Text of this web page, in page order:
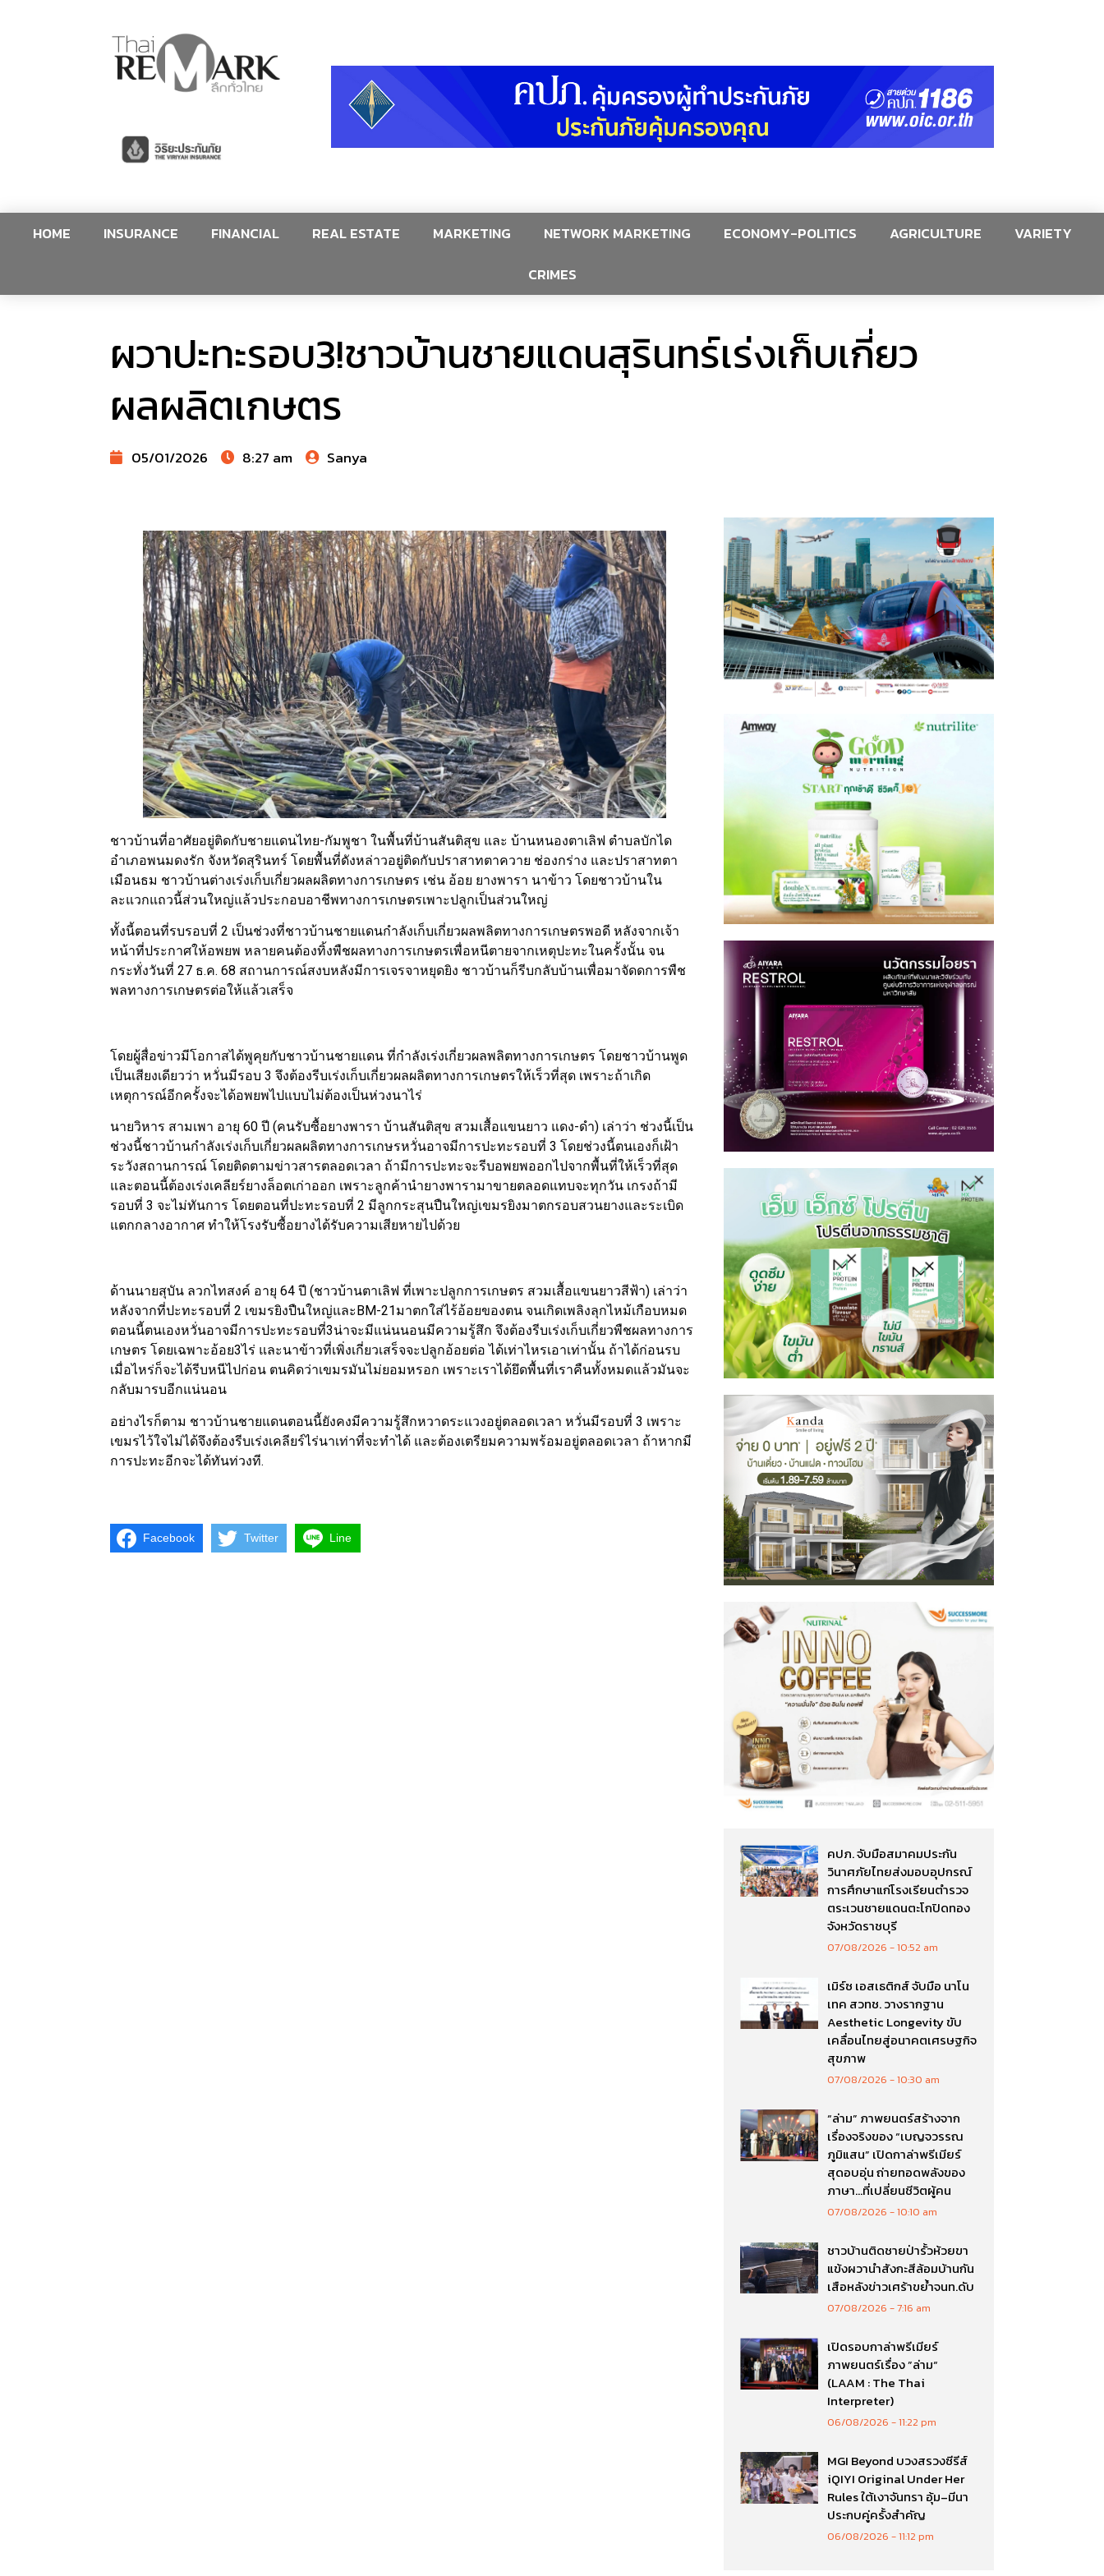
HOME INSURANCE FINANCIAL REAL ESTATE MARKETING NETWORK MARKETING ECONOMY-POLITICS AGRICULTURE
VARIETY
CRIMES
ผวาปะทะรอบ3!ชาวบ้านชายแดนสุรินทร์เร่งเก็บเกี่ยว
ผลผลิตเกษตร
05/01/2026 8:27 am Sanya
ชาวบ้านที่อาศัยอยู่ติดกับชายแดนไทย-กัมพูชา ในพื้นที่บ้านสันติสุข และ บ้านหนองตาเลิฟ ตำบลบักได
อำเภอพนมดงรัก จังหวัดสุรินทร์ โดยพื้นที่ดังหล่าวอยู่ติดกับปราสาทตาควาย ช่องกร่าง และปราสาทตา
เมือนธม ชาวบ้านต่างเร่งเก็บเกี่ยวผลผลิตทางการเกษตร เช่น อ้อย ยางพารา นาข้าว โดยชาวบ้านใน
ละแวกแถวนี้ส่วนใหญ่แล้วประกอบอาชีพทางการเกษตรเพาะปลูกเป็นส่วนใหญ่
ทั้งนี้ตอนที่รบรอบที่ 2 เป็นช่วงที่ชาวบ้านชายแดนกำลังเก็บเกี่ยวผลพลิตทางการเกษตรพอดี หลังจากเจ้า
หน้าที่ประกาศให้อพยพ หลายคนต้องทิ้งพืชผลทางการเกษตรเพื่อหนีตายจากเหตุปะทะในครั้งนั้น จน
กระทั่งวันที่ 27 ธ.ค. 68 สถานการณ์สงบหลังมีการเจรจาหยุดยิง ชาวบ้านก็รีบกลับบ้านเพื่อมาจัดดการพืช
พลทางการเกษตรต่อให้แล้วเสร็จ
โดยผู้สื่อข่าวมีโอกาสได้พูคุยกับชาวบ้านชายแดน ที่กำลังเร่งเกี่ยวผลพลิตทางการเกษตร โดยชาวบ้านพูด
เป็นเสียงเดียวว่า หวั่นมีรอบ 3 จึงต้องรีบเร่งเก็บเกี่ยวผลผลิตทางการเกษตรให้เร็วที่สุด เพราะถ้าเกิด
เหตุการณ์อีกครั้งจะได้อพยพไปแบบไม่ต้องเป็นห่วงนาไร่
นายวิหาร สามเพา อายุ 60 ปี (คนรับซื้อยางพารา บ้านสันติสุข สวมเสื้อแขนยาว แดง-ดำ) เล่าว่า ช่วงนี้เป็น
ช่วงนี้ชาวบ้านกำลังเร่งเก็บเกี่ยวผลผลิตทางการเกษรหวั่นอาจมีการปะทะรอบที่ 3 โดยช่วงนี้ตนเองก็เฝ้า
ระวังสถานการณ์ โดยติดตามข่าวสารตลอดเวลา ถ้ามีการปะทะจะรีบอพยพออกไปจากพื้นที่ให้เร็วที่สุด
และตอนนี้ต้องเร่งเคลียร์ยางล็อตเก่าออก เพราะลูกค้านำยางพารามาขายตลอดแทบจะทุกวัน เกรงถ้ามี
รอบที่ 3 จะไม่ทันการ โดยตอนที่ปะทะรอบที่ 2 มีลูกกระสุนปืนใหญ่เขมรยิงมาตกรอบสวนยางและระเบิด
แตกกลางอากาศ ทำให้โรงรับซื้อยางได้รับความเสียหายไปด้วย
ด้านนายสุบัน ลวกไทสงค์ อายุ 64 ปี (ชาวบ้านตาเลิฟ ที่เพาะปลูกการเกษตร สวมเสื้อแขนยาวสีฟ้า) เล่าว่า
หลังจากที่ปะทะรอบที่ 2 เขมรยิงปืนใหญ่และBM-21มาตกใส่ไร้อ้อยของตน จนเกิดเพลิงลุกไหม้เกือบหมด
ตอนนี้ตนเองหวั่นอาจมีการปะทะรอบที่3น่าจะมีแน่นนอนมีความรู้สึก จึงต้องรีบเร่งเก็บเกี่ยวพืชผลทางการ
เกษตร โดยเฉพาะอ้อย3ไร่ และนาข้าวที่เพิ่งเกี่ยวเสร็จจะปลูกอ้อยต่อ ได้เท่าไหรเอาเท่านั้น ถ้าได้ก่อนรบ
เมื่อไหร่ก็จะได้รีบหนีไปก่อน ตนคิดว่าเขมรมันไม่ยอมหรอก เพราะเราได้ยึดพื้นที่เราคืนทั้งหมดแล้วมันจะ
กลับมารบอีกแน่นอน
อย่างไรก็ตาม ชาวบ้านชายแดนตอนนี้ยังคงมีความรู้สึกหวาดระแวงอยู่ตลอดเวลา หวั่นมีรอบที่ 3 เพราะ
เขมรไว้ใจไม่ได้จึงต้องรีบเร่งเคลียร์ไร่นาเท่าที่จะทำได้ และต้องเตรียมความพร้อมอยู่ตลอดเวลา ถ้าหากมี
การปะทะอีกจะได้ทันท่วงที.
Facebook Twitter Line
คปภ. จับมือสมาคมประกัน
วินาศภัยไทยส่งมอบอุปกรณ์
การศึกษาแก่โรงเรียนตำรวจ
ตระเวนชายแดนตะโกปิดทอง
จังหวัดราชบุรี
07/08/2026 10:52 am
เมิร์ซ เอสเธติกส์ จับมือ นาโน
เทค สวทช. วางรากฐาน
Aesthetic Longevity ขับ
เคลื่อนไทยสู่อนาคตเศรษฐกิจ
สุขภาพ
07/08/2026 10:30 am
“ล่าม” ภาพยนตร์สร้างจาก
เรื่องจริงของ “เบญจวรรณ
ภูมิแสน” เปิดกาล่าพรีเมียร์
สุดอบอุ่น ถ่ายทอดพลังของ
ภาษา…ที่เปลี่ยนชีวิตผู้คน
07/08/2026 10:10 am
ชาวบ้านติดชายป่ารั้วห้วยขา
แข้งผวานำสังกะสีล้อมบ้านกัน
เสือหลังข่าวเศร้าขย้ำจนท.ดับ
07/08/2026 7:16 am
เปิดรอบกาล่าพรีเมียร์
ภาพยนตร์เรื่อง ”ล่าม“
(LAAM : The Thai
Interpreter)
06/08/2026 11:22 pm
MGI Beyond บวงสรวงซีรีส์
iQIYI Original Under Her
Rules ใต้เงาจันทรา อุ้ม–มีนา
ประกบคู่ครั้งสำคัญ
06/08/2026 11:12 pm